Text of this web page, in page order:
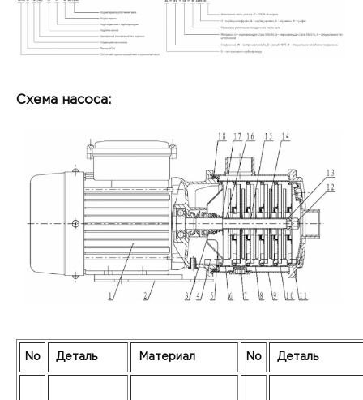
Схема насоса:
No Деталь Материал No Деталь